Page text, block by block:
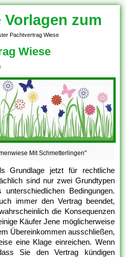
zum
Pachtvertrag Wiese
Wiese
Mit Schmetterlingen"
Grundlage jetzt für rechtliche
sind nur zwei Grundtypen
Bedingungen.
immer den Vertrag beendet,
die Konsequenzen
Käufer Jene möglicherweise
Übereinkommen ausschließen,
eine Klage einreichen. Wenn
Sie den Vertrag kündigen